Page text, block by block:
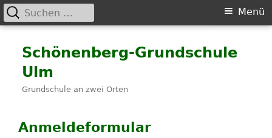
Inhalt
Schönenberg-Grundschule
Ulm
Grundschule an zwei Orten
Primäres
Menü
Suchen
nach:
Anmeldeformular